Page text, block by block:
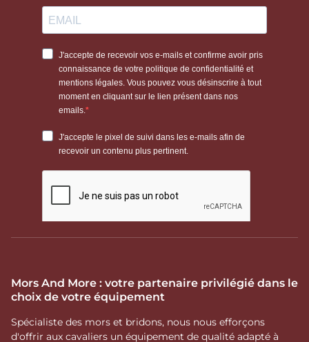
Mors And More : votre partenaire privilégié dans le
choix de votre équipement
Spécialiste des mors et bridons, nous nous efforçons
d'offrir aux cavaliers un équipement de qualité adapté à